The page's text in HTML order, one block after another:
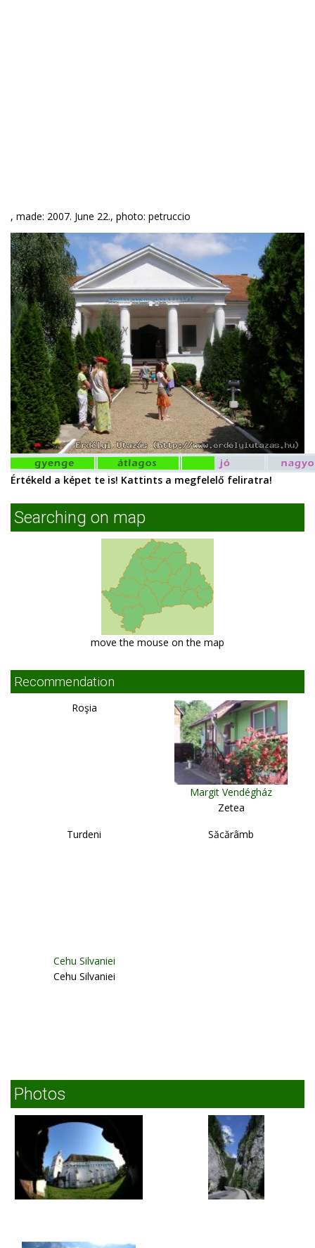
, made: 2007. June 22., photo: petruccio
Értékeld a képet te is! Kattints a megfelelő feliratra!
Searching on map
move the mouse on the map
Recommendation
Roşia
Margit Vendégház
Zetea
Turdeni
Săcărâmb
Cehu Silvaniei
Cehu Silvaniei
Photos